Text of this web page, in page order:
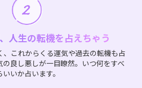
人生の転機を占えちゃう
、これからくる運気や過去の転機も占
の良し悪しが一目瞭然。いつ何をすべ
いか占います。